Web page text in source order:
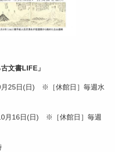
文書LIFE」
月25日(日) ※［休館日］毎週水
月16日(日) ※［休館日］毎週